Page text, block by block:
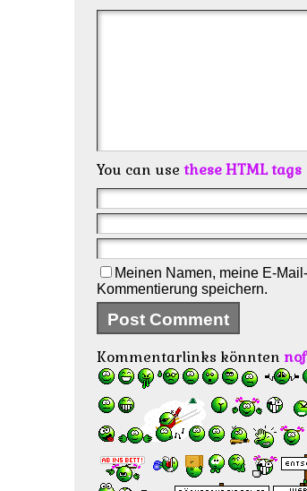
You can use these HTML tags
Meinen Namen, meine E-
Kommentierung speichern.
Kommentarlinks könnten